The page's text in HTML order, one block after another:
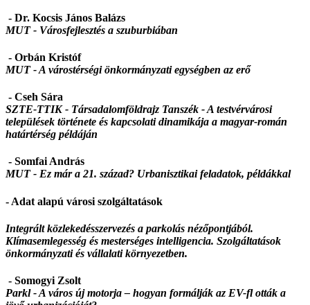
- Dr. Kocsis János Balázs
MUT - Városfejlesztés a szuburbiában
- Orbán Kristóf
MUT -A várostérségi önkormányzati egységben az erő
- Cseh Sára
SZTE-TTIK - Társadalomföldrajz Tanszék -A testvérvárosi
települések története és kapcsolati dinamikája a magyar-román
határtérség példáján
- Somfai András
MUT - Ez már a 21. század? Urbanisztikai feladatok, példákkal
- Adat alapú városi szolgáltatások
Integrált közlekedésszervezés a parkolás nézőpontjából.
Klímasemlegesség és mesterséges intelligencia. Szolgáltatások
önkormányzati és vállalati környezetben.
- Somogyi Zsolt
Parkl -A város új motorja – hogyan formálják az EV-fl ották a